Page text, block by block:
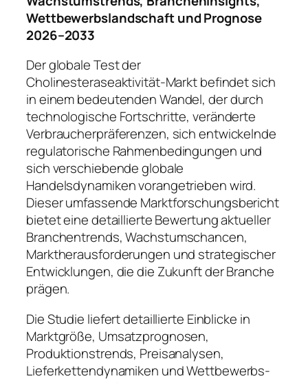
Wettbewerbslandschaft und Prognose
2026–2033
Der globale Test der
Cholinesteraseaktivität-Markt befindet sich
in einem bedeutenden Wandel, der durch
technologische Fortschritte, veränderte
Verbraucherpräferenzen, sich entwickelnde
regulatorische Rahmenbedingungen und
sich verschiebende globale
Handelsdynamiken vorangetrieben wird.
Dieser umfassende Marktforschungsbericht
bietet eine detaillierte Bewertung aktueller
Branchentrends, Wachstumschancen,
Marktherausforderungen und strategischer
Entwicklungen, die die Zukunft der Branche
prägen.
Die Studie liefert detaillierte Einblicke in
Marktgröße, Umsatzprognosen,
Produktionstrends, Preisanalysen,
Lieferkettendynamiken und Wettbewerbs-